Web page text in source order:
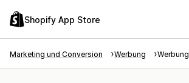
Shopify App Store
Marketing und Conversion Werbung Werbung